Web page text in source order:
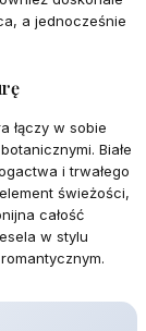
a jednocześnie
łączy w sobie
Białe
i trwałego
świeżości,
całość
w stylu